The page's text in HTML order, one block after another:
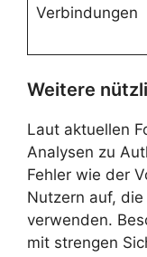
Verbindungen
Weitere
Laut aktuellen
Analysen zu
Fehler wie der
Nutzern auf,
verwenden.
mit strengen